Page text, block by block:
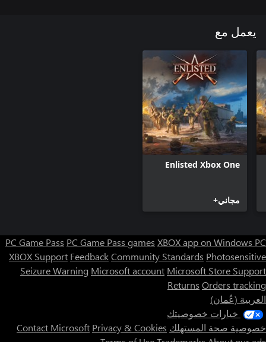
يعمل مع
Enlisted Xbox One
مجاني+
PC Game Pass PC Game Pass games XBOX app on Windows PC
XBOX Support FeedbackCommunity Standards Photosensitive
Seizure Warning Microsoft account Microsoft Store Support
Returns Orders tracking
العربية (عُمان)
خيارات خصوصيتك
خصوصية صحة المستهلك
Contact Microsoft Privacy & Cookies